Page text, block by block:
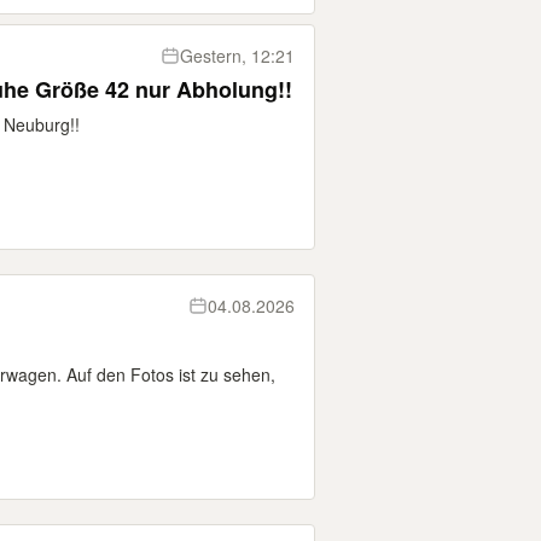
Gestern, 12:21
Größe 42 nur Abholung!!
04.08.2026
Auf den Fotos ist zu sehen,